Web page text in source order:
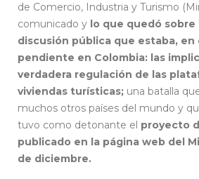
de Comercio, Industria y Turismo
comunicado y lo que quedó sobre
discusión pública que estaba,
pendiente en Colombia: las
verdadera regulación de las
viviendas turísticas; una batalla
muchos otros países del mundo y
tuvo como detonante el proyecto
publicado en la página web del
de diciembre.